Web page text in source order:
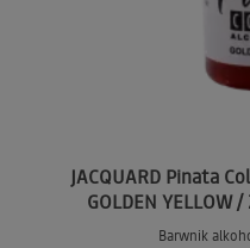
JACQUARD Pinata
GOLDEN YELLOW
Barwnik